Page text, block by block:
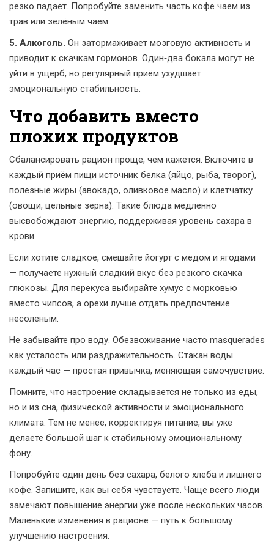
резко падает. Попробуйте заменить часть кофе чаем из
трав или зелёным чаем.
5. Алкоголь. Он затормаживает мозговую активность и
приводит к скачкам гормонов. Один‑два бокала могут не
уйти в ущерб, но регулярный приём ухудшает
эмоциональную стабильность.
Что добавить вместо
плохих продуктов
Сбалансировать рацион проще, чем кажется. Включите в
каждый приём пищи источник белка (яйцо, рыба, творог),
полезные жиры (авокадо, оливковое масло) и клетчатку
(овощи, цельные зерна). Такие блюда медленно
высвобождают энергию, поддерживая уровень сахара в
крови.
Если хотите сладкое, смешайте йогурт с мёдом и ягодами
— получаете нужный сладкий вкус без резкого скачка
глюкозы. Для перекуса выбирайте хумус с морковью
вместо чипсов, а орехи лучше отдать предпочтение
несоленым.
Не забывайте про воду. Обезвоживание часто masquerades
как усталость или раздражительность. Стакан воды
каждый час — простая привычка, меняющая самочувствие.
Помните, что настроение складывается не только из еды,
но и из сна, физической активности и эмоционального
климата. Тем не менее, корректируя питание, вы уже
делаете большой шаг к стабильному эмоциональному
фону.
Попробуйте один день без сахара, белого хлеба и лишнего
кофе. Запишите, как вы себя чувствуете. Чаще всего люди
замечают повышение энергии уже после нескольких часов.
Маленькие изменения в рационе — путь к большому
улучшению настроения.